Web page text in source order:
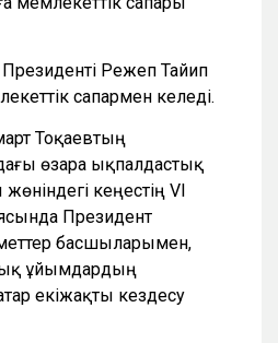
Режеп Тайип
сапармен келеді.
Тоқаевтың
өзара ықпалдастық
кеңестің VI
Президент
басшыларымен,
ұйымдардың
екіжақты кездесу